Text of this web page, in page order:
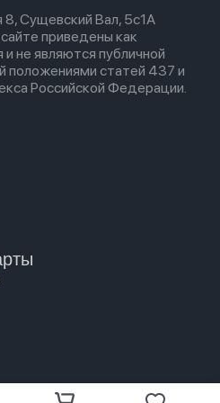
8, Сущевский Вал, 5с1А
приведены как
не являются публичной
положениями статей 437 и
Российской Федерации.